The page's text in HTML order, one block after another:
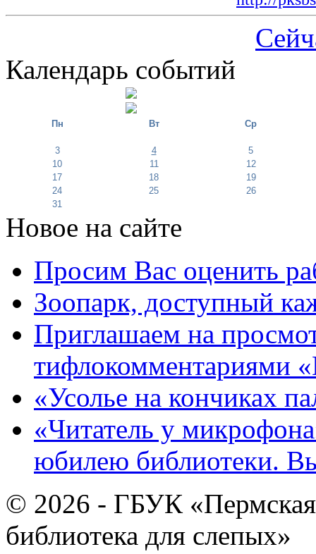
Календарь событий
Пн Вт Ср
3 4
5
10
11
12
17
18
19
24
25
26
31
Новое на сайте
Просим Вас оценить
Зоопарк, доступный
Приглашаем на
тифлокомментариями
«Усолье на кончиках
«Читатель у
юбилею библиотеки.
© 2026 - ГБУК «Пермская
библиотека для слепых»